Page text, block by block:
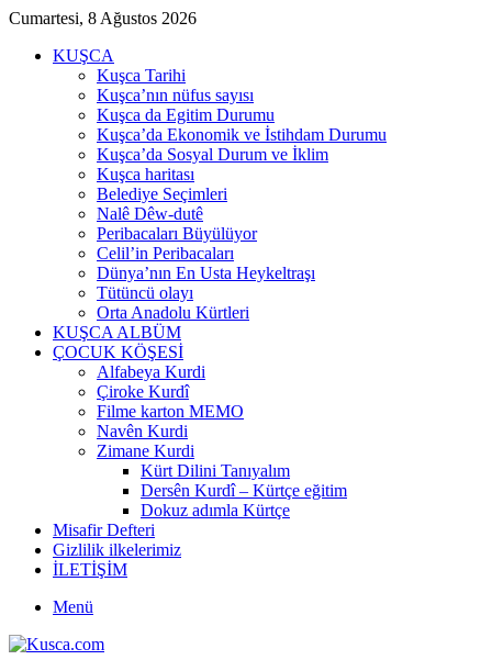
Cumartesi, 8 Ağustos 2026
KUŞCA
Kuşca Tarihi
Kuşca’nın nüfus sayısı
Kuşca da Egitim Durumu
Kuşca’da Ekonomik ve İstihdam Durumu
Kuşca’da Sosyal Durum ve İklim
Kuşca haritası
Belediye Seçimleri
Nalê Dêw-dutê
Peribacaları Büyülüyor
Celil’in Peribacaları
Dünya’nın En Usta Heykeltraşı
Tütüncü olayı
Orta Anadolu Kürtleri
KUŞCA ALBÜM
ÇOCUK KÖŞESİ
Alfabeya Kurdi
Çiroke Kurdî
Filme karton MEMO
Navên Kurdi
Zimane Kurdi
Kürt Dilini Tanıyalım
Dersên Kurdî – Kürtçe eğitim
Dokuz adımla Kürtçe
Misafir Defteri
Gizlilik ilkelerimiz
İLETİŞİM
Menü